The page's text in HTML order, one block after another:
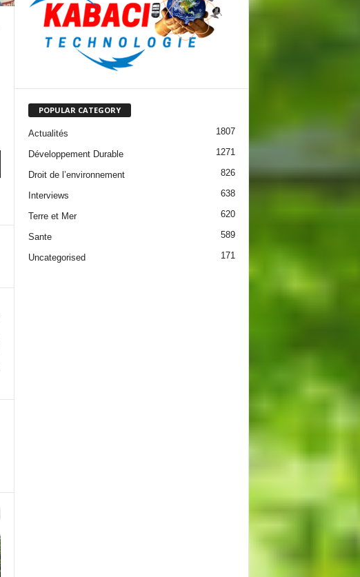
POPULAR CATEGORY
Actualités 1807
Développement Durable 1271
Droit de l’environnement 826
Interviews 638
Terre et Mer 620
Sante 589
Uncategorised 171